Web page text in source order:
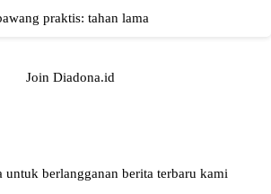
Join Diadona.id
untuk berlangganan berita terbaru kami